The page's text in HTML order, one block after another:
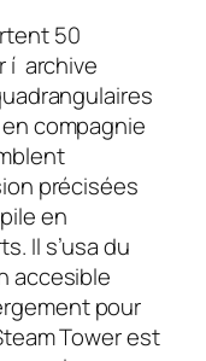
50
í archive
compagnie
précisées
en
Il s’usa du
accesible
pour
Tower est